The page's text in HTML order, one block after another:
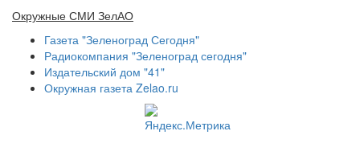
Окружные СМИ ЗелАО
Газета "Зеленоград Сегодня"
Радиокомпания "Зеленоград сегодня"
Издательский дом "41"
Окружная газета Zelao.ru